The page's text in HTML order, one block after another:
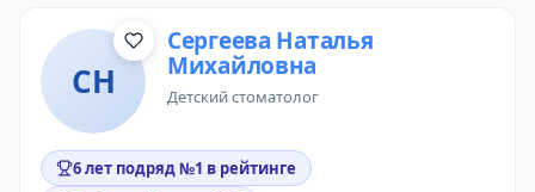
СН
Сергеева Наталья
Михайловна
детский стоматолог
6 лет подряд №1 в рейтинге